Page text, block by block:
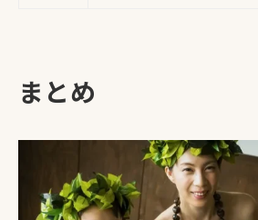
まとめ